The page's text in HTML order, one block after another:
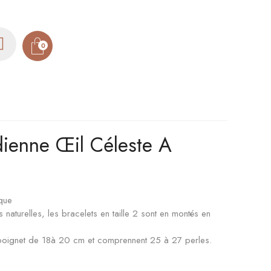
0
Œil Céleste A
les bracelets en taille 2 sont en montés en
de 18à 20 cm et comprennent 25 à 27 perles.